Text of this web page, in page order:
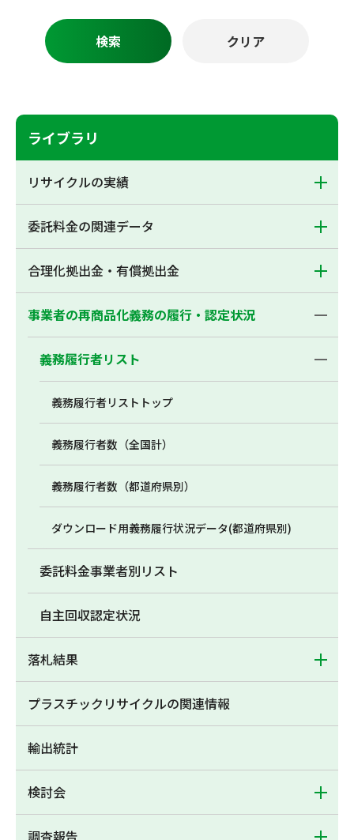
ライブラリ
リサイクルの実績
委託料金の関連データ
合理化拠出金・有償拠出金
事業者の再商品化義務の履行・認定状況
義務履行者リスト
義務履行者リストトップ
義務履行者数（全国計）
義務履行者数（都道府県別）
ダウンロード用義務履行状況データ(都道府県別)
委託料金事業者別リスト
自主回収認定状況
落札結果
プラスチックリサイクルの関連情報
輸出統計
検討会
調査報告